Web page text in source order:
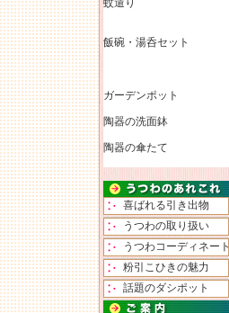
蚊遣り
飯碗・湯呑セット
ガーデンポット
陶器の洗面鉢
陶器の傘たて
喜ばれる引き出物
うつわの取り扱い
うつわコーディネート
粉引こひきの魅力
話題のダシポット